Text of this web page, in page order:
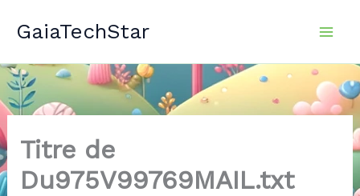
GaiaTechStar
Titre de
Du975V99769MAIL.txt